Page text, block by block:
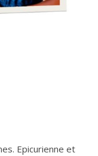
Epicurienne et